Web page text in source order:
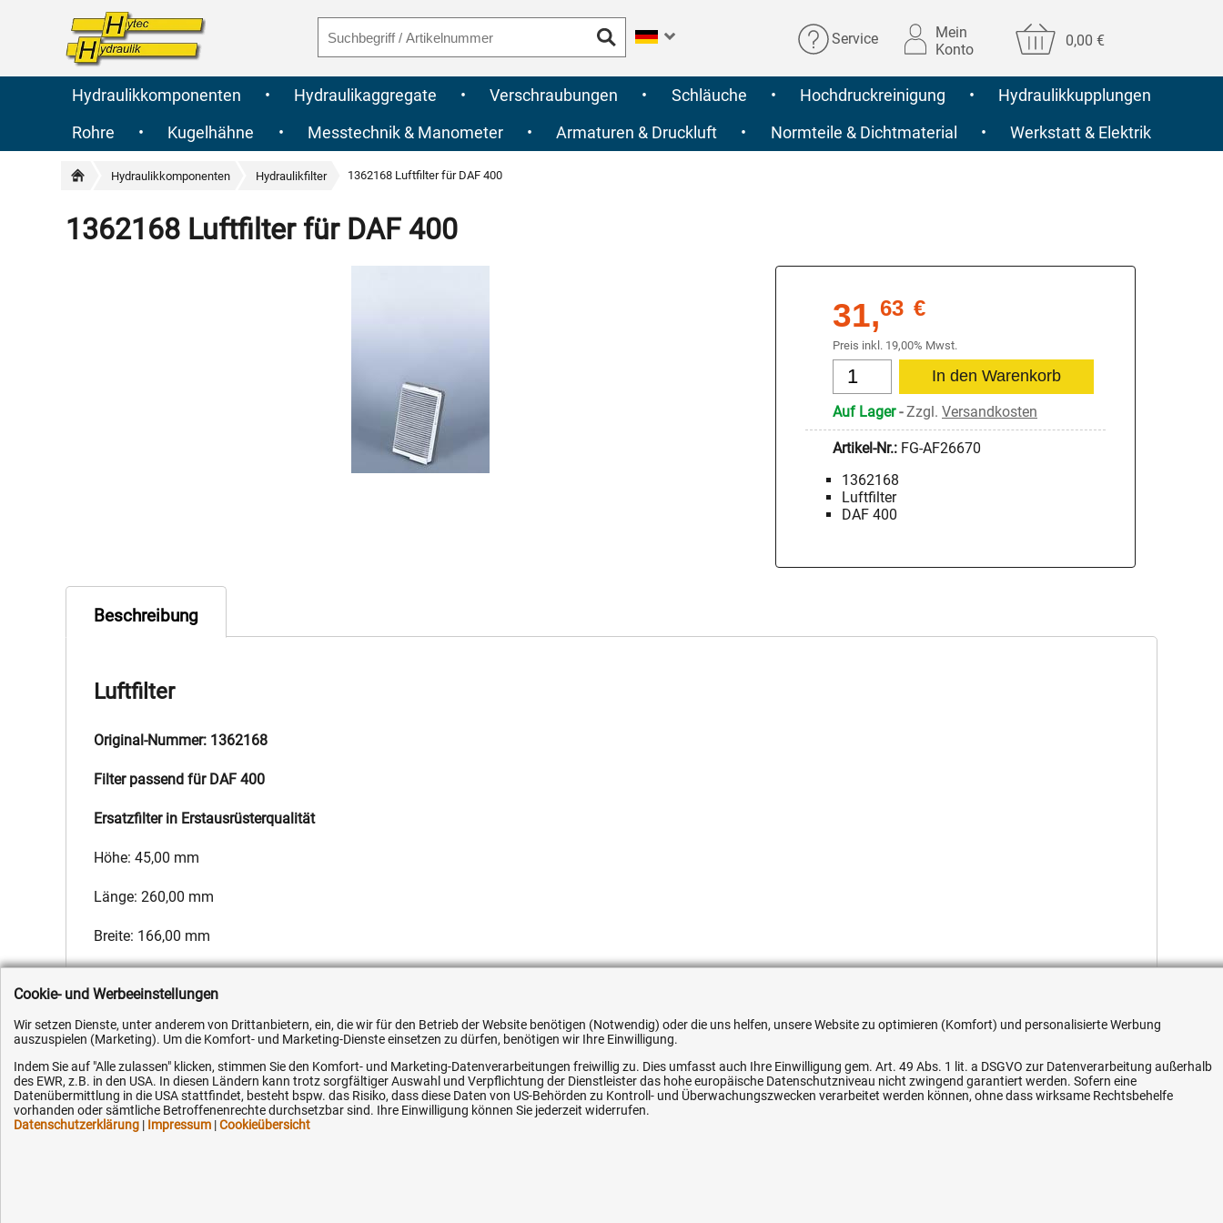
Service
Mein
Konto
0,00 €
Hydraulikkomponenten • Hydraulikaggregate • Verschraubungen • Schläuche • Hochdruckreinigung •
Hydraulikkupplungen
Rohre
• Kugelhähne • Messtechnik & Manometer • Armaturen & Druckluft • Normteile & Dichtmaterial • Werkstatt & Elektrik
Hydraulikkomponenten Hydraulikfilter 1362168 Luftfilter für DAF 400
1362168 Luftfilter für DAF 400
31,63 €
Preis inkl. 19,00% Mwst.
Auf Lager-Zzgl. Versandkosten
Artikel-Nr.: FG-AF26670
1362168
Luftfilter
DAF 400
Beschreibung
Luftfilter
Original-Nummer: 1362168
Filter passend für DAF 400
Ersatzfilter in Erstausrüsterqualität
Höhe: 45,00 mm
Länge: 260,00 mm
Breite: 166,00 mm
Hersteller: Fleetguard,Hersteller-Nr.: 1362168,EAN: 4051354540458
Kundenhotline (Festnetz):
+49 (0) 5351 - 523 520
Hilfe & Service Ihre Hytec-Hydraulik Vorteile Flexible Zahlung
Cookie- und Werbeeinstellungen
Wir setzen Dienste, unter anderem von Drittanbietern, ein, die wir für den Betrieb der Website benötigen (Notwendig) oder die uns helfen, unsere Website zu optimieren (Komfort) und personalisierte Werbung
auszuspielen (Marketing). Um die Komfort- und Marketing-Dienste einsetzen zu dürfen, benötigen wir Ihre Einwilligung.
Indem Sie auf "Alle zulassen" klicken, stimmen Sie den Komfort- und Marketing-Datenverarbeitungen freiwillig zu. Dies umfasst auch Ihre Einwilligung gem. Art. 49 Abs. 1 lit. a DSGVO zur Datenverarbeitung außerhalb
des EWR, z.B. in den USA. In diesen Ländern kann trotz sorgfältiger Auswahl und Verpflichtung der Dienstleister das hohe europäische Datenschutzniveau nicht zwingend garantiert werden. Sofern eine
Datenübermittlung in die USA stattfindet, besteht bspw. das Risiko, dass diese Daten von US-Behörden zu Kontroll- und Überwachungszwecken verarbeitet werden können, ohne dass wirksame Rechtsbehelfe
vorhanden oder sämtliche Betroffenenrechte durchsetzbar sind. Ihre Einwilligung können Sie jederzeit widerrufen.
Datenschutzerklärung | Impressum |Cookieübersicht